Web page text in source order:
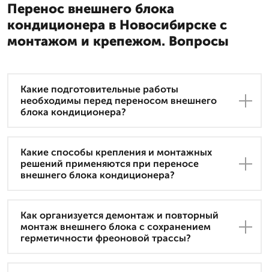
Перенос внешнего блока
кондиционера в Новосибирске с
монтажом и крепежом. Вопросы
Какие подготовительные работы
необходимы перед переносом внешнего
блока кондиционера?
Какие способы крепления и монтажных
решений применяются при переносе
внешнего блока кондиционера?
Как организуется демонтаж и повторный
монтаж внешнего блока с сохранением
герметичности фреоновой трассы?